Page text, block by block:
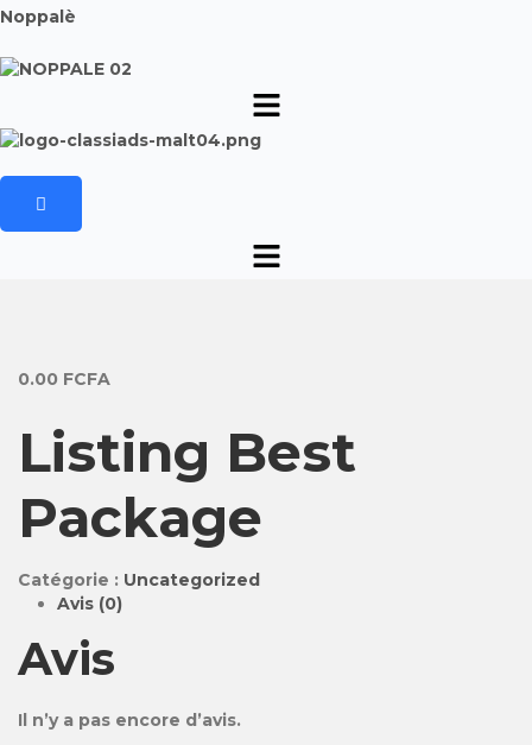
Noppalè
0.00 FCFA
Listing Best
Package
Catégorie : Uncategorized
Avis (0)
Avis
Il n’y a pas encore d’avis.